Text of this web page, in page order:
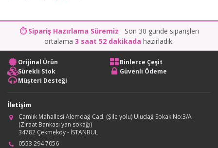
⏱ Sipariş Hazırlama Süremiz Son 30 günde siparişleri
ortalama 3 saat 52 dakikada hazırladık.
Orijinal Ürün
Binlerce Çeşit
Sürekli Stok
Güvenli Ödeme
Müşteri Desteği
İletişim
Çamlık Mahallesi Alemdağ Cad. (Şile yolu) Uludağ Sokak No:3/A
(Ziraat Bankası yan sokağı)
34782 Çekmeköy - İSTANBUL
0553 294 7056